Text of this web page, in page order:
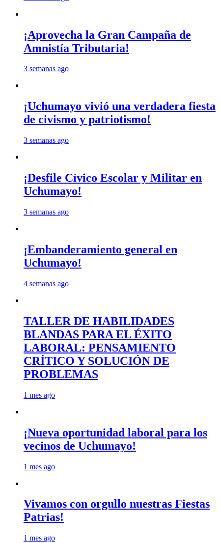
¡Aprovecha la Gran Campaña de
Amnistía Tributaria!
3 semanas ago
¡Uchumayo vivió una verdadera fiesta
de civismo y patriotismo!
3 semanas ago
¡Desfile Cívico Escolar y Militar en
Uchumayo!
3 semanas ago
¡Embanderamiento general en
Uchumayo!
4 semanas ago
TALLER DE HABILIDADES
BLANDAS PARA EL ÉXITO
LABORAL: PENSAMIENTO
CRÍTICO Y SOLUCIÓN DE
PROBLEMAS
1 mes ago
¡Nueva oportunidad laboral para los
vecinos de Uchumayo!
1 mes ago
Vivamos con orgullo nuestras Fiestas
Patrias!
1 mes ago